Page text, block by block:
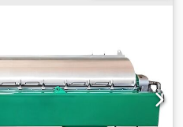
significativamente
medios complejos.
sobre skid Equipamiento:
unidad de accionamiento